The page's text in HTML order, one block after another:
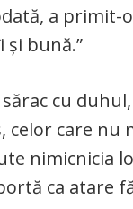
a primit-
și bună.”
cu
celor care
nimicnicia
ca atare